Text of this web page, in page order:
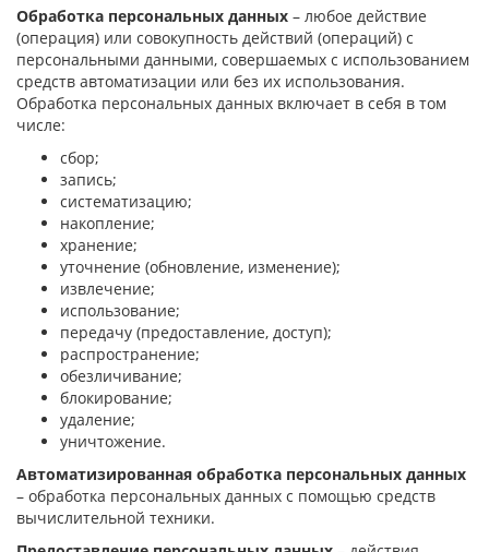
Обработка персональных данных – любое действие
(операция) или совокупность действий (операций) с
персональными данными, совершаемых с использованием
средств автоматизации или без их использования.
Обработка персональных данных включает в себя в том
числе:
сбор;
запись;
систематизацию;
накопление;
хранение;
уточнение (обновление, изменение);
извлечение;
использование;
передачу (предоставление, доступ);
распространение;
обезличивание;
блокирование;
удаление;
уничтожение.
Автоматизированная обработка персональных данных
– обработка персональных данных с помощью средств
вычислительной техники.